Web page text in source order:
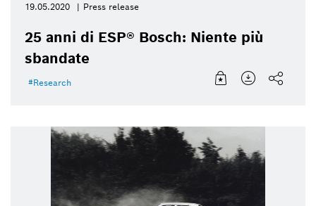
19.05.2020 Press release
25 anni di ESP® Bosch: Niente più
sbandate
Research